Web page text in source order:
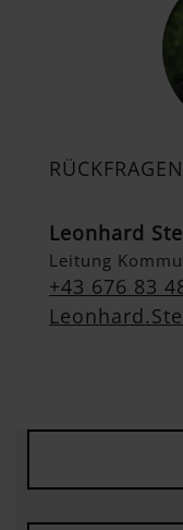
RÜCKFRAGEN
Leonhard
Leitung
+43 676 83